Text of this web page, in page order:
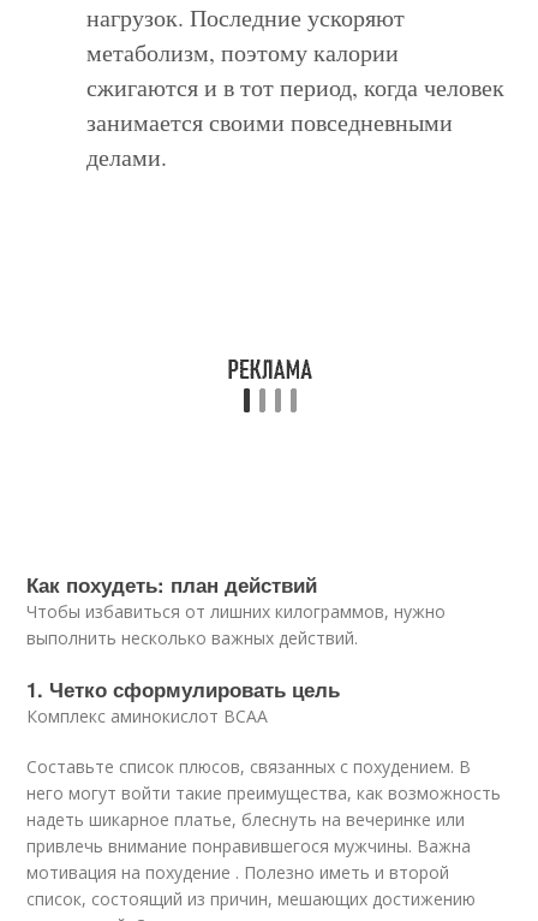
нагрузок. Последние ускоряют
метаболизм, поэтому калории
сжигаются и в тот период, когда человек
занимается своими повседневными
делами.
Как похудеть: план действий
Чтобы избавиться от лишних килограммов, нужно
выполнить несколько важных действий.
1. Четко сформулировать цель
Комплекс аминокислот BCAA
Составьте список плюсов, связанных с похудением. В
него могут войти такие преимущества, как возможность
надеть шикарное платье, блеснуть на вечеринке или
привлечь внимание понравившегося мужчины. Важна
мотивация на похудение . Полезно иметь и второй
список, состоящий из причин, мешающих достижению